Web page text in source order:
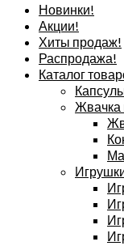
Новинки!
Акции!
Хиты продаж!
Распродажа!
Каталог
Жвачка